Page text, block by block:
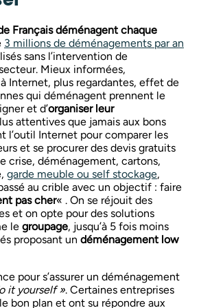
Français déménagent chaque
3 millions de déménagements par an
sans l’intervention de
Mieux informées,
Internet, plus regardantes, effet de
qui déménagent prennent le
et d’organiser leur
attentives que jamais aux bons
l’outil Internet pour comparer les
et se procurer des devis gratuits
crise, déménagement, cartons,
garde meuble ou self stockage,
au crible avec un objectif : faire
pas cher« . On se réjouit des
et on opte pour des solutions
le groupage, jusqu’à 5 fois moins
proposant un déménagement low
pour s’assurer un déménagement
it yourself ». Certaines entreprises
bon plan et ont su répondre aux